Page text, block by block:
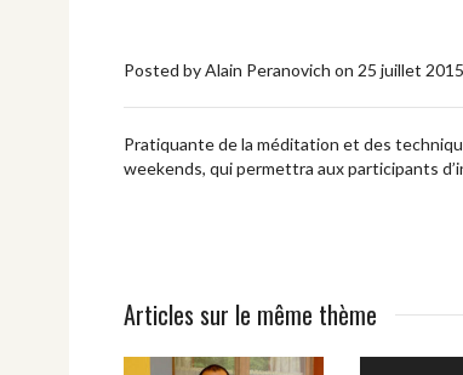
Posted byAlain Peranovich on 25 juillet 2015
Pratiquante de la méditation et des
weekends, qui permettra aux participants
Articles sur le même thème